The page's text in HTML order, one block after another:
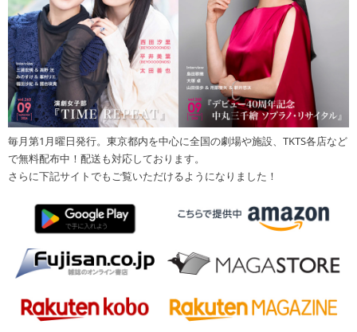
毎月第1月曜日発行。東京都内を中心に全国の劇場や施設、TKTS各店など
で無料配布中！配送も対応しております。
さらに下記サイトでもご覧いただけるようになりました！